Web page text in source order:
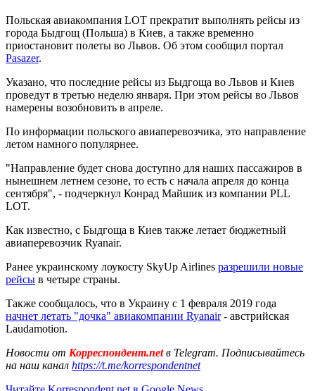
Польская авиакомпания LOT прекратит выполнять рейсы из
города Быдгощ (Польша) в Киев, а также временно
приостановит полеты во Львов. Об этом сообщил портал
Pasazer.
Указано, что последние рейсы из Быдгоща во Львов и Киев
проведут в третью неделю января. При этом рейсы во Львов
намерены возобновить в апреле.
По информации польского авиаперевозчика, это направление
летом намного популярнее.
"Направление будет снова доступно для наших пассажиров в
нынешнем летнем сезоне, то есть с начала апреля до конца
сентября", - подчеркнул Конрад Майшик из компании PLL
LOT.
Как известно, с Быдгоща в Киев также летает бюджетный
авиаперевозчик Ryanair.
Ранее украинскому лоукосту SkyUp Airlines разрешили новые
рейсы в четыре страны.
Также сообщалось, что в Украину с 1 февраля 2019 года
начнет летать "дочка" авиакомпании Ryanair- австрийская
Laudamotion.
Новости от Корреспондент.netв Telegram. Подписывайтесь
на наш канал https://t.me/korrespondentnet